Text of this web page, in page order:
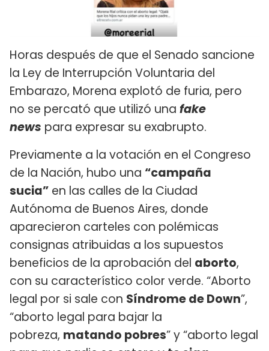
Horas después de que el Senado sancione
la Ley de Interrupción Voluntaria del
Embarazo, Morena explotó de furia, pero
no se percató que utilizó una fake
news para expresar su exabrupto.
Previamente a la votación en el Congreso
de la Nación, hubo una “campaña
sucia” en las calles de la Ciudad
Autónoma de Buenos Aires, donde
aparecieron carteles con polémicas
consignas atribuidas a los supuestos
beneficios de la aprobación del aborto,
con su característico color verde. “Aborto
legal por si sale con Síndrome de Down”,
“aborto legal para bajar la
pobreza, matando pobres” y “aborto legal